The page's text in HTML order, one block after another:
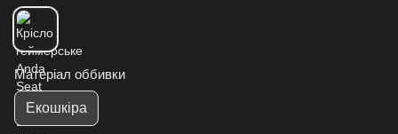
Матеріал оббивки
Екошкіра